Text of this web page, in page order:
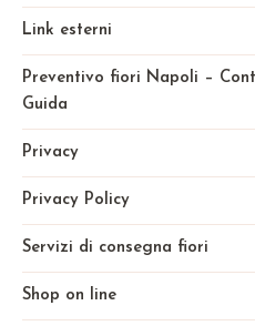
Link esterni
Preventivo fiori Napoli –
Guida
Privacy
Privacy Policy
Servizi di consegna fiori
Shop on line